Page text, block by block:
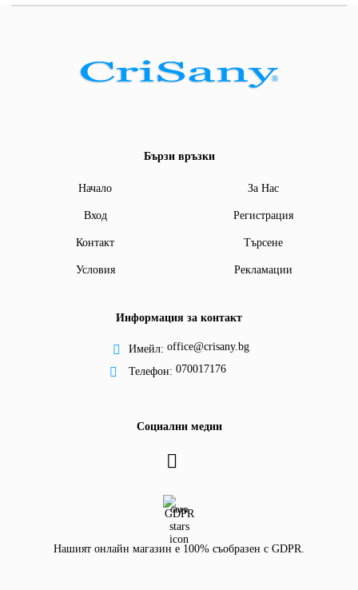
Бързи връзки
Начало За Нас
Вход Регистрация
Контакт Търсене
Условия Рекламации
Информация за контакт
Имейл: office@crisany.bg
Телефон: 070017176
Социални медии
GDPR
Нашият онлайн магазин е 100% съобразен с GDPR.